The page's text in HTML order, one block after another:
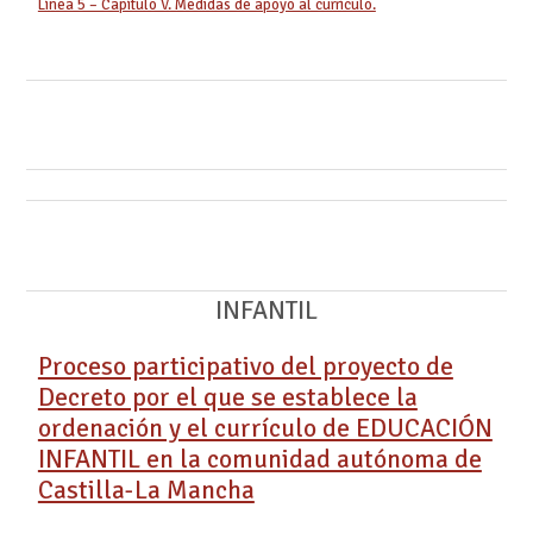
Línea 5 – Capítulo V. Medidas de apoyo al currículo.
INFANTIL
Proceso participativo del proyecto de
Decreto por el que se establece la
ordenación y el currículo de EDUCACIÓN
INFANTIL en la comunidad autónoma de
Castilla-La Mancha